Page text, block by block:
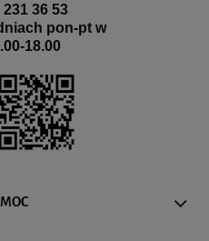
231 36 53
pon-pt w
18.00